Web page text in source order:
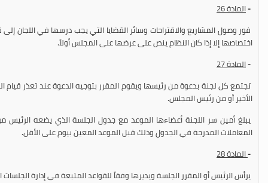
-المادة
فور وصول المشاريع والاقتراحات وسائر القضايا التي يجب درسها في اللجان
اختصاصها إلا إذا كان النظام ينص على عرضها على المجلس أولاً.
-المادة
تجتمع كل لجنة بدعوة من رئيسها ويقوم المقرر بتوجيه الدعوة عند تعذر
الأخير أو من رئيس المجلس.
يبلغ أمين سر اللجنة أعضاءها الموعد مع جدول الجلسة الذي يضعه الرئيس
المعاملات المدرجة في الجدول وذلك قبل الموعد المعين بيوم على الأقل.
-المادة
يرأس الرئيس أو المقرر الجلسة ويديرها وفقاً للقواعد المتبعة في إدارة الجلسات